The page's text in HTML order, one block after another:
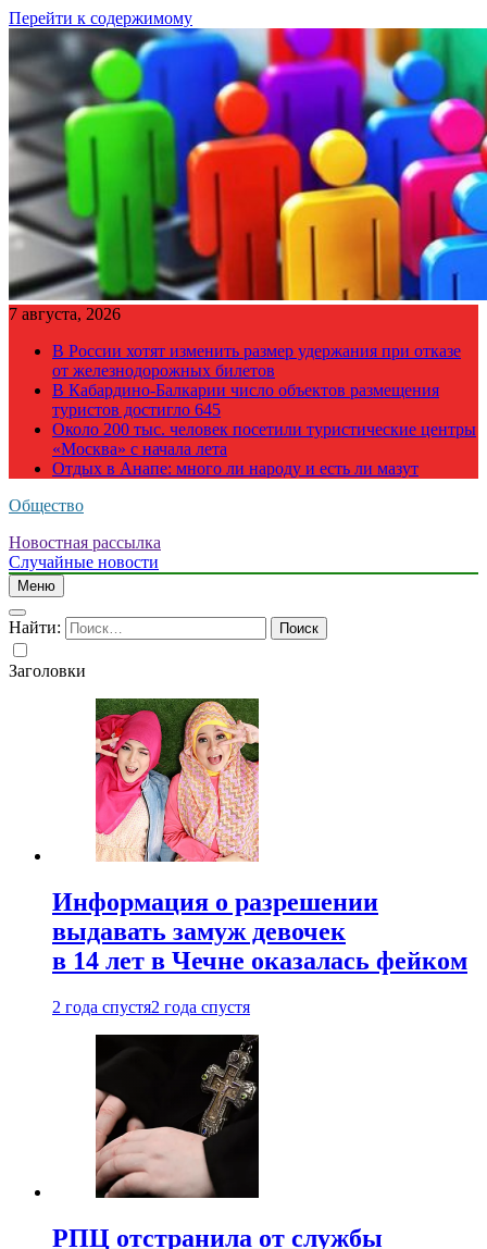
Перейти к содержимому
7 августа, 2026
В России хотят изменить размер удержания при отказе
от железнодорожных билетов
В Кабардино-Балкарии число объектов размещения
туристов достигло 645
Около 200 тыс. человек посетили туристические центры
«Москва» с начала лета
Отдых в Анапе: много ли народу и есть ли мазут
Общество
Новостная рассылка
Случайные новости
Меню
Найти:
Заголовки
Информация о разрешении
выдавать замуж девочек
в 14 лет в Чечне оказалась фейком
2 года спустя2 года спустя
РПЦ отстранила от службы